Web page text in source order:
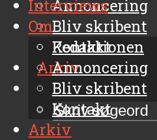
Annoncering
Bliv skribent
Kontakt
Arkiv
Interviews
Om
Redaktionen
Annoncering
Bliv skribent
Kontakt
Arkiv